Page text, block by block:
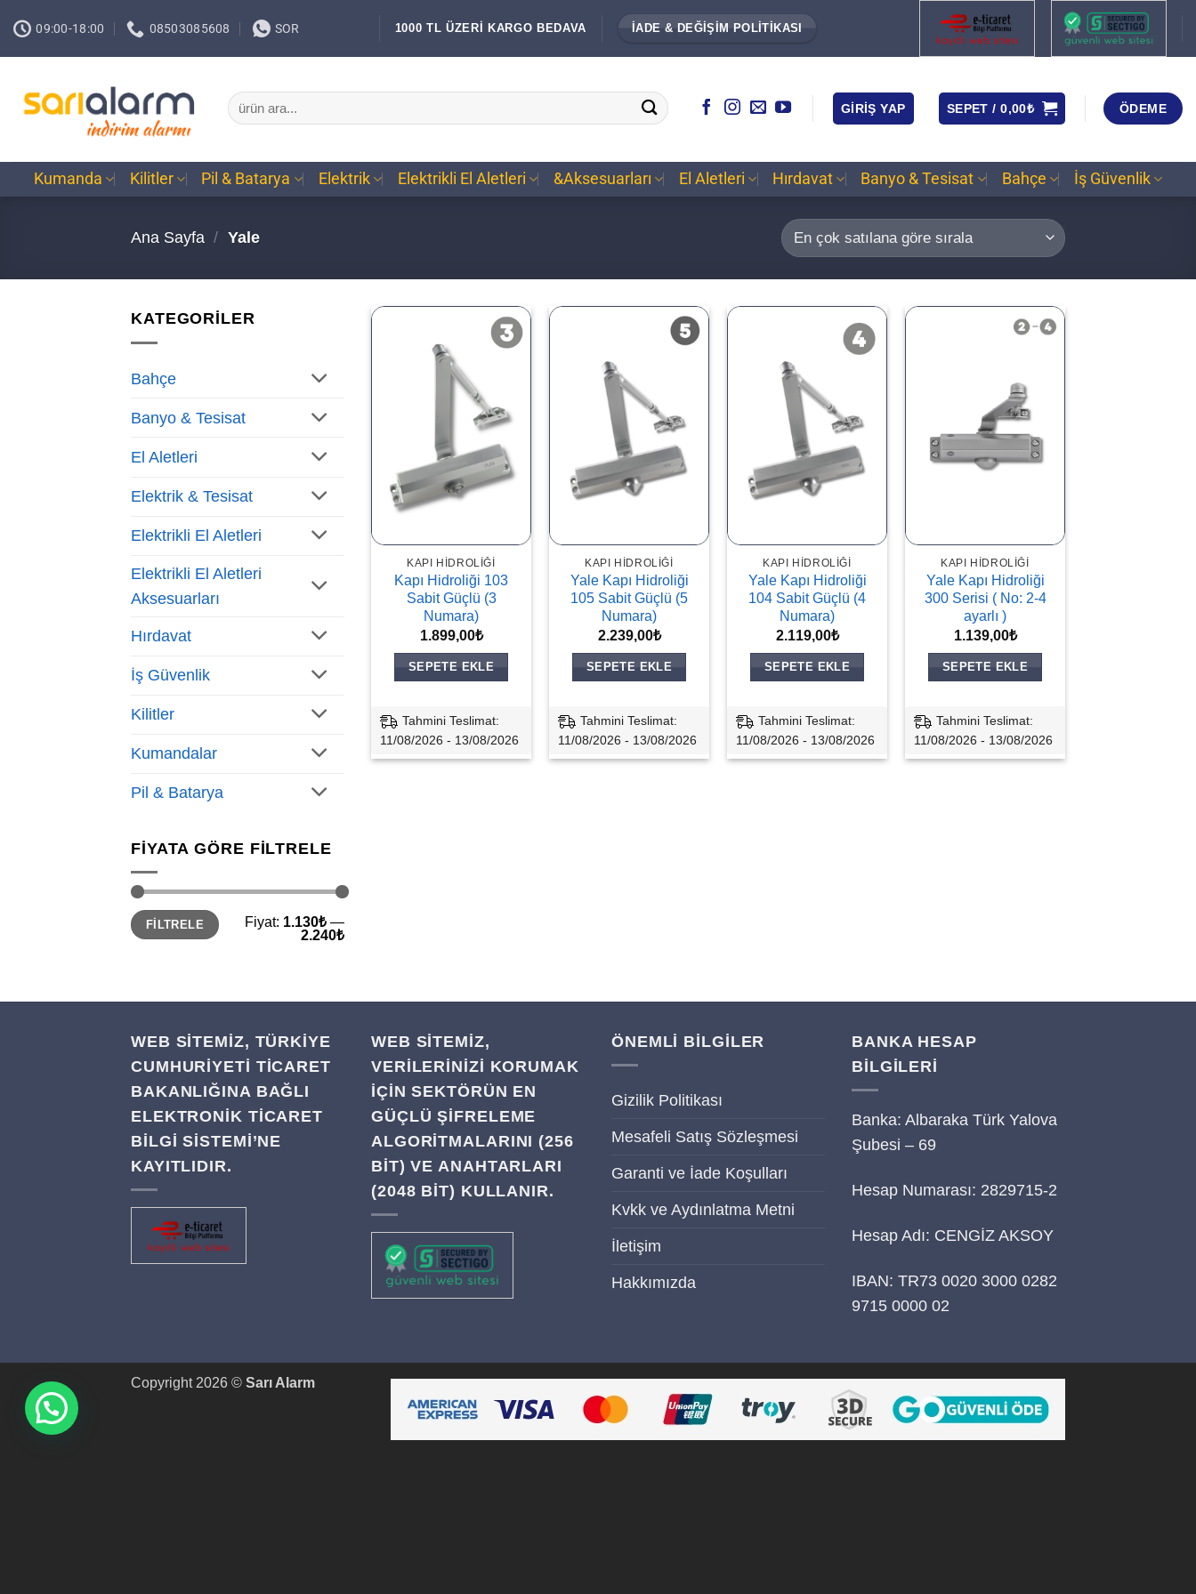
atla
09:00-18:00 08503085608 SOR 1000 TL ÜZERİ KARGO BEDAVA İADE & DEĞİŞİM POLİTİKASI
Ara:
GIRIŞ YAP SEPET /0,00₺ ÖDEME
Kumanda Kilitler Pil & Batarya Elektrik Elektrikli El Aletleri &Aksesuarları El Aletleri Hırdavat Banyo & Tesisat Bahçe İş Güvenlik
Ana Sayfa / Yale
KATEGORİLER
Bahçe
Banyo & Tesisat
El Aletleri
Elektrik & Tesisat
Elektrikli El Aletleri
Elektrikli El Aletleri
Aksesuarları
Hırdavat
İş Güvenlik
Kilitler
Kumandalar
Pil & Batarya
FIYATA GÖRE FILTRELE
En
düşük
fiyat
En
yüksek
fiyat
FILTRELE Fiyat: 1.130₺ —
2.240₺
KAPI HIDROLIĞI
Kapı Hidroliği 103
Sabit Güçlü (3
Numara)
1.899,00₺
SEPETE EKLE
Tahmini Teslimat:
11/08/2026 - 13/08/2026
KAPI HIDROLIĞI
Yale Kapı Hidroliği
105 Sabit Güçlü (5
Numara)
2.239,00₺
SEPETE EKLE
Tahmini Teslimat:
11/08/2026 - 13/08/2026
KAPI HIDROLIĞI
Yale Kapı Hidroliği
104 Sabit Güçlü (4
Numara)
2.119,00₺
SEPETE EKLE
Tahmini Teslimat:
11/08/2026 - 13/08/2026
KAPI HIDROLIĞI
Yale Kapı Hidroliği
300 Serisi ( No: 2-4
ayarlı )
1.139,00₺
SEPETE EKLE
Tahmini Teslimat:
11/08/2026 - 13/08/2026
WEB SİTEMİZ, TÜRKİYE
CUMHURİYETİ TİCARET
BAKANLIĞINA BAĞLI
ELEKTRONİK TİCARET
BİLGİ SİSTEMİ’NE
KAYITLIDIR.
WEB SITEMIZ,
VERILERINIZI KORUMAK
IÇIN SEKTÖRÜN EN
GÜÇLÜ ŞIFRELEME
ALGORITMALARINI (256
BIT) VE ANAHTARLARI
(2048 BIT) KULLANIR.
ÖNEMLİ BİLGİLER
Gizilik Politikası
Mesafeli Satış Sözleşmesi
Garanti ve İade Koşulları
Kvkk ve Aydınlatma Metni
İletişim
Hakkımızda
BANKA HESAP
BİLGİLERİ
Banka: Albaraka Türk Yalova
Şubesi – 69
Hesap Numarası: 2829715-2
Hesap Adı: CENGİZ AKSOY
IBAN: TR73 0020 3000 0282
9715 0000 02
Copyright 2026 © Sarı Alarm